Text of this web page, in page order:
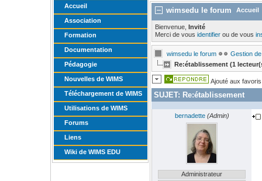
Accueil
Association
Formation
Documentation
Pédagogie
Nouvelles de WIMS
Téléchargement de WIMS
Utilisations de WIMS
Forums
Liens
Wiki de WIMS EDU
wimsedu le forum Accueil
Bienvenue, Invité
Merci de vous identifier ou de vous
wimsedu le forum
Gestion
Re:établissement (1
Ajouté aux
SUJET: Re:établissement
bernadette (Admin)
Administrateur